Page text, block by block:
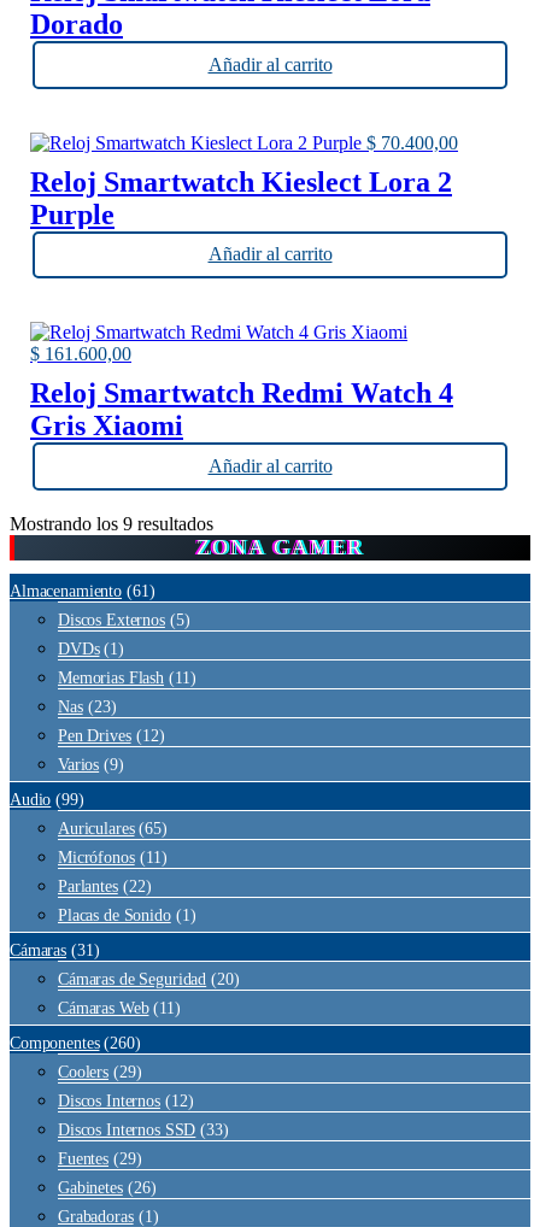
Dorado
Añadir al carrito
$ 70.400,00
Reloj Smartwatch Kieslect Lora 2
Purple
Añadir al carrito
$ 161.600,00
Reloj Smartwatch Redmi Watch 4
Gris Xiaomi
Añadir al carrito
Mostrando los 9 resultadosOrdenado
por
precio:
a
alto
ZONA GAMER
Almacenamiento (61)
Discos Externos (5)
DVDs (1)
Memorias Flash (11)
Nas (23)
Pen Drives (12)
Varios (9)
Audio (99)
Auriculares (65)
Micrófonos (11)
Parlantes (22)
Placas de Sonido (1)
Cámaras (31)
Cámaras de Seguridad (20)
Cámaras Web (11)
Componentes (260)
Coolers (29)
Discos Internos (12)
Discos Internos SSD (33)
Fuentes (29)
Gabinetes (26)
Grabadoras (1)